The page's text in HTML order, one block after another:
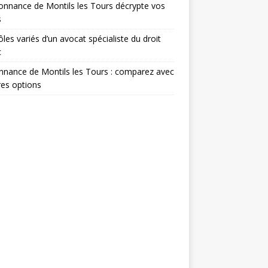
de Montils les Tours décrypte vos
variés d’un avocat spécialiste du droit
de Montils les Tours : comparez avec
options